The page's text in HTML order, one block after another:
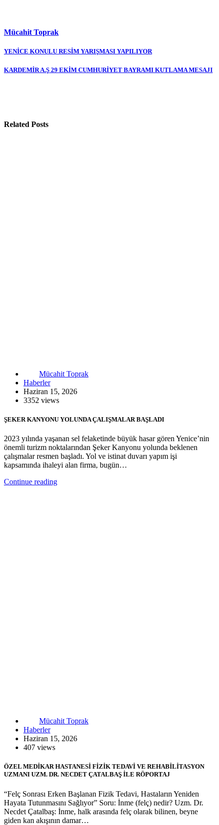
Mücahit Toprak
Yazı
gezinmesi
YENİCE KONULU RESİM YARIŞMASI YAPILIYOR
KARDEMİR A.Ş 29 EKİM CUMHURİYET BAYRAMI KUTLAMA MESAJI
Related Posts
Mücahit Toprak
Haberler
Haziran 15, 2026
3352 views
ŞEKER KANYONU YOLUNDA ÇALIŞMALAR BAŞLADI
2023 yılında yaşanan sel felaketinde büyük hasar gören Yenice’nin
önemli turizm noktalarından Şeker Kanyonu yolunda beklenen
çalışmalar resmen başladı. Yol ve istinat duvarı yapım işi
kapsamında ihaleyi alan firma, bugün…
Continue reading
Mücahit Toprak
Haberler
Haziran 15, 2026
407 views
ÖZEL MEDİKAR HASTANESİ FİZİK TEDAVİ VE REHABİLİTASYON
UZMANI UZM. DR. NECDET ÇATALBAŞ İLE RÖPORTAJ
“Felç Sonrası Erken Başlanan Fizik Tedavi, Hastaların Yeniden
Hayata Tutunmasını Sağlıyor” Soru: İnme (felç) nedir? Uzm. Dr.
Necdet Çatalbaş: İnme, halk arasında felç olarak bilinen, beyne
giden kan akışının damar…